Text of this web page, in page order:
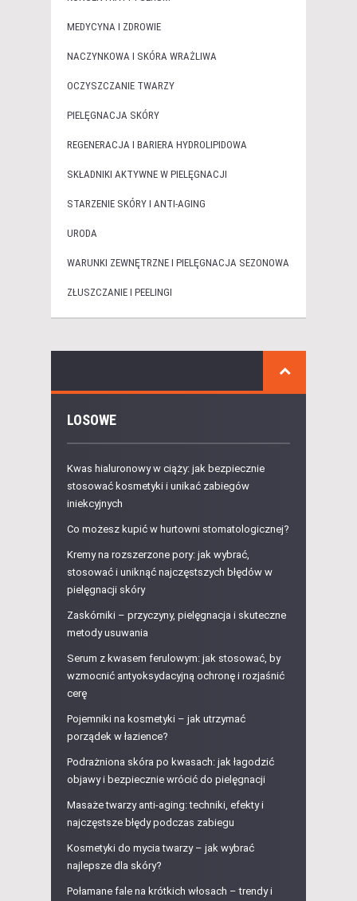
MEDYCYNA I ZDROWIE
NACZYNKOWA I SKÓRA WRAŻLIWA
OCZYSZCZANIE TWARZY
PIELĘGNACJA SKÓRY
REGENERACJA I BARIERA HYDROLIPIDOWA
SKŁADNIKI AKTYWNE W PIELĘGNACJI
STARZENIE SKÓRY I ANTI-AGING
URODA
WARUNKI ZEWNĘTRZNE I PIELĘGNACJA SEZONOWA
ZŁUSZCZANIE I PEELINGI
LOSOWE
Kwas hialuronowy w ciąży: jak bezpiecznie
stosować kosmetyki i unikać zabiegów
iniekcyjnych
Co możesz kupić w hurtowni stomatologicznej?
Kremy na rozszerzone pory: jak wybrać,
stosować i uniknąć najczęstszych błędów w
pielęgnacji skóry
Zaskórniki – przyczyny, pielęgnacja i skuteczne
metody usuwania
Serum z kwasem ferulowym: jak stosować, by
wzmocnić antyoksydacyjną ochronę i rozjaśnić
cerę
Pojemniki na kosmetyki – jak utrzymać
porządek w łazience?
Podrażniona skóra po kwasach: jak łagodzić
objawy i bezpiecznie wrócić do pielęgnacji
Masaże twarzy anti-aging: techniki, efekty i
najczęstsze błędy podczas zabiegu
Kosmetyki do mycia twarzy – jak wybrać
najlepsze dla skóry?
Połamane fale na krótkich włosach – trendy i